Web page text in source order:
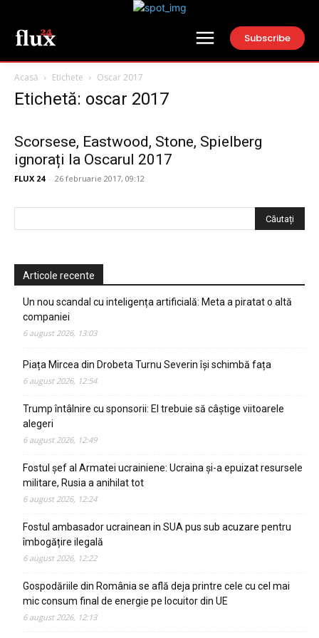
Subscribe
Acasă Etichete Oscar 2017
Etichetă: oscar 2017
Scorsese, Eastwood, Stone, Spielberg
ignorați la Oscarul 2017
FLUX 24 - 26 februarie 2017, 09:12
Articole recente
Un nou scandal cu inteligența artificială: Meta a piratat o altă
companiei
6 august 2026, 13:03
Piața Mircea din Drobeta Turnu Severin își schimbă fața
6 august 2026, 12:54
Trump întâlnire cu sponsorii: El trebuie să câștige viitoarele
alegeri
6 august 2026, 12:49
Fostul șef al Armatei ucrainiene: Ucraina și-a epuizat resursele
militare, Rusia a anihilat tot
6 august 2026, 12:24
Fostul ambasador ucrainean in SUA pus sub acuzare pentru
îmbogățire ilegală
6 august 2026, 12:22
Gospodăriile din România se află deja printre cele cu cel mai
mic consum final de energie pe locuitor din UE
6 august 2026, 12:13